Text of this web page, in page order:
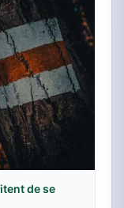
de se